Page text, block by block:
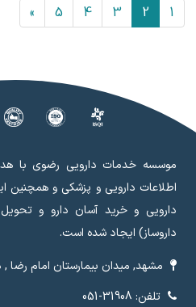
1
2
3
4
5
»
موسسه خدمات دارویی رضوی با
اطلاعات دارویی و پزشکی و همچنین
دارویی و خرید آسان دارو و
داروساز) ایجاد شده است.
مشهد, میدان بیمارستان امام رضا ,
تلفن: 31908-051